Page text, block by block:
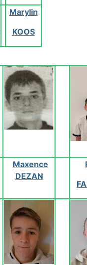
Marylin
KOOS
Maxence
DEZAN